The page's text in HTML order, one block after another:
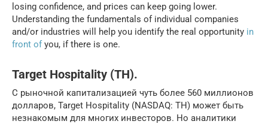
losing confidence, and prices can keep going lower.
Understanding the fundamentals of individual companies
and/or industries will help you identify the real opportunity in
front ofyou, if there is one.
Target Hospitality (TH).
С рыночной капитализацией чуть более 560 миллионов
долларов, Target Hospitality (NASDAQ: TH) может быть
незнакомым для многих инвесторов. Но аналитики